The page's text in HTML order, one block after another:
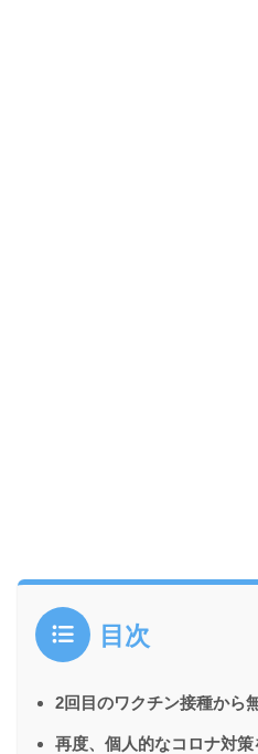
目次
2回目のワクチン接種から
再度、個人的なコロナ対